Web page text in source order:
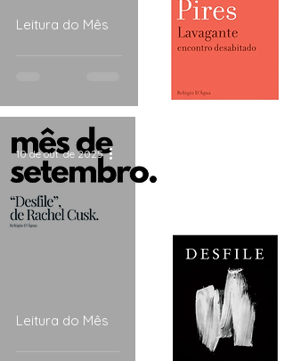
Leitura do Mês
Leitura do Mês
10 de out. de 2025